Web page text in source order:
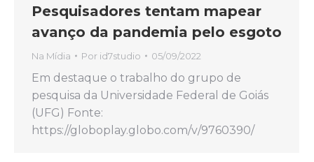
Pesquisadores tentam mapear
avanço da pandemia pelo esgoto
Na Mídia Por id7studio 05/09/2022
Em destaque o trabalho do grupo de
pesquisa da Universidade Federal de Goiás
(UFG) Fonte:
https://globoplay.globo.com/v/9760390/